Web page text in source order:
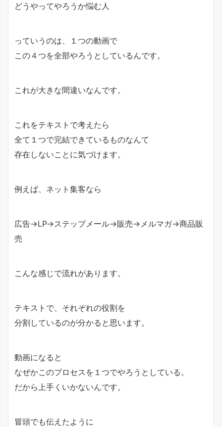
どうやってやろうか悩む人
っていうのは、１つの動画で
この４つを全部やろうとしているんです。
これが大きな間違いなんです。
これをテキストで考えたら
全て１つで完結できているものなんて
存在しないことに気づけます。
例えば、ネット集客なら
広告→LP→ステップメール→販売→メルマガ→商品販
売
こんな感じで流れがあります。
テキストで、それぞれの役割を
分割しているのが分かると思います。
動画になると
なぜかこのプロセスを１つでやろうとしている。
だから上手くいかないんです。
冒頭でも伝えたように